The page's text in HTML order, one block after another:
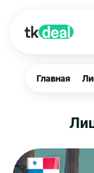
Главная